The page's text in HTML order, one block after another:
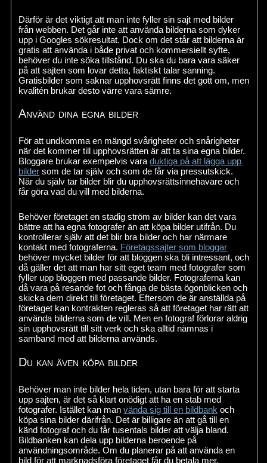
Därför är det viktigt att man inte fyller sin sajt med bilder
från webben. Det går inte att använda bilderna som dyker
upp i Googles sökresultat. Dock om det står att bilderna är
gratis att använda i både privat och kommersiellt syfte,
behöver du inte söka tillstånd. Du ska du bara vara säker
på att sajten som lovar detta, faktiskt talar sanning.
Gratisbilder som saknar upphovsrätt finns det gott om, men
kvalitén brukar desto värre vara sämre.
Använd dina egna bilder
För att undkomma en mängd svårigheter och snårigheter
när det kommer till upphovsrätten är att ta sina egna bilder.
Bloggare brukar exempelvis varaduktiga på att lägga upp
bilder som de tar själv och som de får via pressutskick.
När du själv tar bilder blir du upphovsrättsinnehavare och
får göra vad du vill med bilderna.
Behöver företaget en stadig ström av bilder kan det vara
bättre att ha egna fotografer än att köpa bilder utifrån. Du
kontrollerar själv att det blir bra bilder och har närmare
kontakt med fotograferna. Företagssajter som bloggar
behöver mycket bilder för att bloggen ska bli intressant, och
då gäller det att man har sitt eget team med fotografer som
fyller upp bloggen med passande bilder. Fotograferna kan
då vara på resande fot och fånga de bästa ögonblicken och
skicka dem direkt till företaget. Eftersom de är anställda på
företaget kan kontrakten regleras så att företaget har rätt att
använda bilderna som de vill. Men en fotograf förlorar aldrig
sin upphovsrätt till sitt verk och ska alltid nämnas i
samband med att bilderna används.
Du kan även köpa bilder
Behöver man inte bilder hela tiden, utan bara för att starta
upp sajten, är det så klart onödigt att ha en stab med
fotografer. Istället kan manvända sig till en bildbank och
köpa sina bilder därifrån. Det är billigare än att gå till en
känd fotograf och du får tusentals bilder att välja bland.
Bildbanken kan dela upp bilderna beroende på
användningsområde. Om du planerar på att använda en
bild för att marknadsföra företaget får du betala mer.